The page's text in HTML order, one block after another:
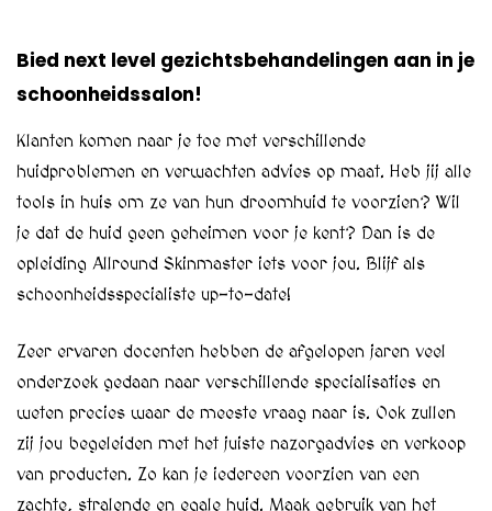
Bied next level gezichtsbehandelingen aan in je
schoonheidssalon!
Klanten komen naar je toe met verschillende
huidproblemen en verwachten advies op maat. Heb jij alle
tools in huis om ze van hun droomhuid te voorzien? Wil
je dat de huid geen geheimen voor je kent? Dan is de
opleiding Allround Skinmaster iets voor jou. Blijf als
schoonheidsspecialiste up-to-date!
Zeer ervaren docenten hebben de afgelopen jaren veel
onderzoek gedaan naar verschillende specialisaties en
weten precies waar de meeste vraag naar is. Ook zullen
zij jou begeleiden met het juiste nazorgadvies en verkoop
van producten. Zo kan je iedereen voorzien van een
zachte, stralende en egale huid. Maak gebruik van het